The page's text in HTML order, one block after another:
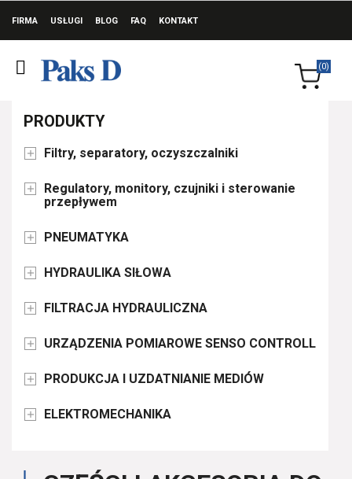
FIRMA USŁUGI BLOG FAQ KONTAKT
(0)
PRODUKTY
Filtry, separatory, oczyszczalniki

Regulatory, monitory, czujniki i sterowanie
przepływem

PNEUMATYKA

HYDRAULIKA SIŁOWA

FILTRACJA HYDRAULICZNA

URZĄDZENIA POMIAROWE SENSO CONTROLL

PRODUKCJA I UZDATNIANIE MEDIÓW

ELEKTROMECHANIKA
